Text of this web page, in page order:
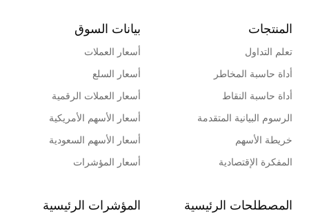
المنتجات
تعلم التداول
أداة حاسبة المخاطر
أداة حاسبة النقاط
الرسوم البيانية المتقدمة
خريطة الأسهم
المفكرة الإقتصادية
بيانات السوق
أسعار العملات
أسعار السلع
أسعار العملات الرقمية
أسعار الأسهم الأمريكية
أسعار الأسهم السعودية
أسعار المؤشرات
المصطلحات الرئيسية المؤشرات الرئيسية